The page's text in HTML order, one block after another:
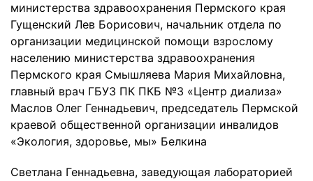
министерства здравоохранения Пермского края
Гущенский Лев Борисович, начальник отдела по
организации медицинской помощи взрослому
населению министерства здравоохранения
Пермского края Смышляева Мария Михайловна,
главный врач ГБУЗ ПК ПКБ №3 «Центр диализа»
Маслов Олег Геннадьевич, председатель Пермской
краевой общественной организации инвалидов
«Экология, здоровье, мы» Белкина
Светлана Геннадьевна, заведующая лабораторией